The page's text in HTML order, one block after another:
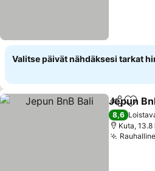
Valitse päivät nähdäksesi tarkat
Jaa Lisää
Jepun
8,6
Kuta,